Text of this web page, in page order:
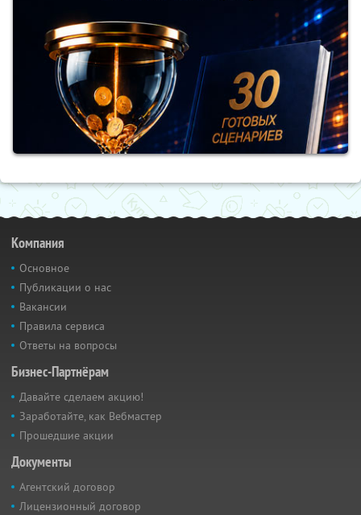
Компания
Основное
Публикации о нас
Вакансии
Правила сервиса
Ответы на вопросы
Бизнес-Партнёрам
Давайте сделаем акцию!
Заработайте, как Вебмастер
Прошедшие акции
Документы
Агентский договор
Лицензионный договор